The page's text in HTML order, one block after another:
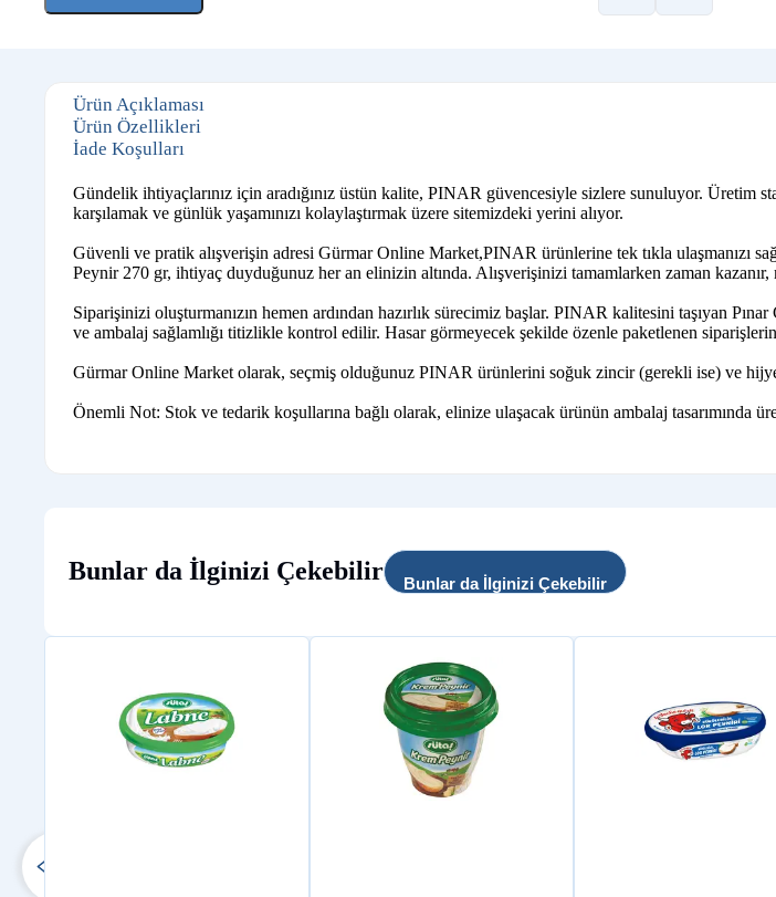
Ürün Açıklaması
Ürün Özellikleri
İade Koşulları
Gündelik ihtiyaçlarınız için aradığınız üstün kalite, PINAR güvencesiyle sizlere sunuluyor. Üretim
karşılamak ve günlük yaşamınızı kolaylaştırmak üzere sitemizdeki yerini alıyor.
Güvenli ve pratik alışverişin adresi Gürmar Online Market,PINAR ürünlerine tek tıkla ulaşmanızı
Peynir 270 gr, ihtiyaç duyduğunuz her an elinizin altında. Alışverişinizi tamamlarken zaman kazanır,
Siparişinizi oluşturmanızın hemen ardından hazırlık sürecimiz başlar. PINAR kalitesini taşıyan
ve ambalaj sağlamlığı titizlikle kontrol edilir. Hasar görmeyecek şekilde özenle paketlenen
Gürmar Online Market olarak, seçmiş olduğunuz PINAR ürünlerini soğuk zincir (gerekli ise) ve
Önemli Not: Stok ve tedarik koşullarına bağlı olarak, elinize ulaşacak ürünün ambalaj tasarımında
Bunlar da İlginizi Çekebilir Bunlar da İlginizi Çekebilir